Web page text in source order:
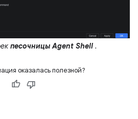
песочницы Agent Shell .
оказалась полезной?